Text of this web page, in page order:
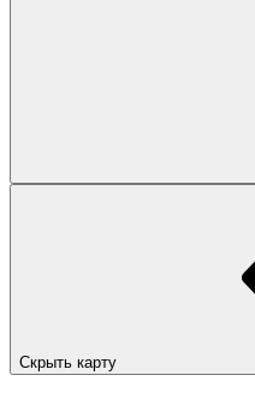
Скрыть карту